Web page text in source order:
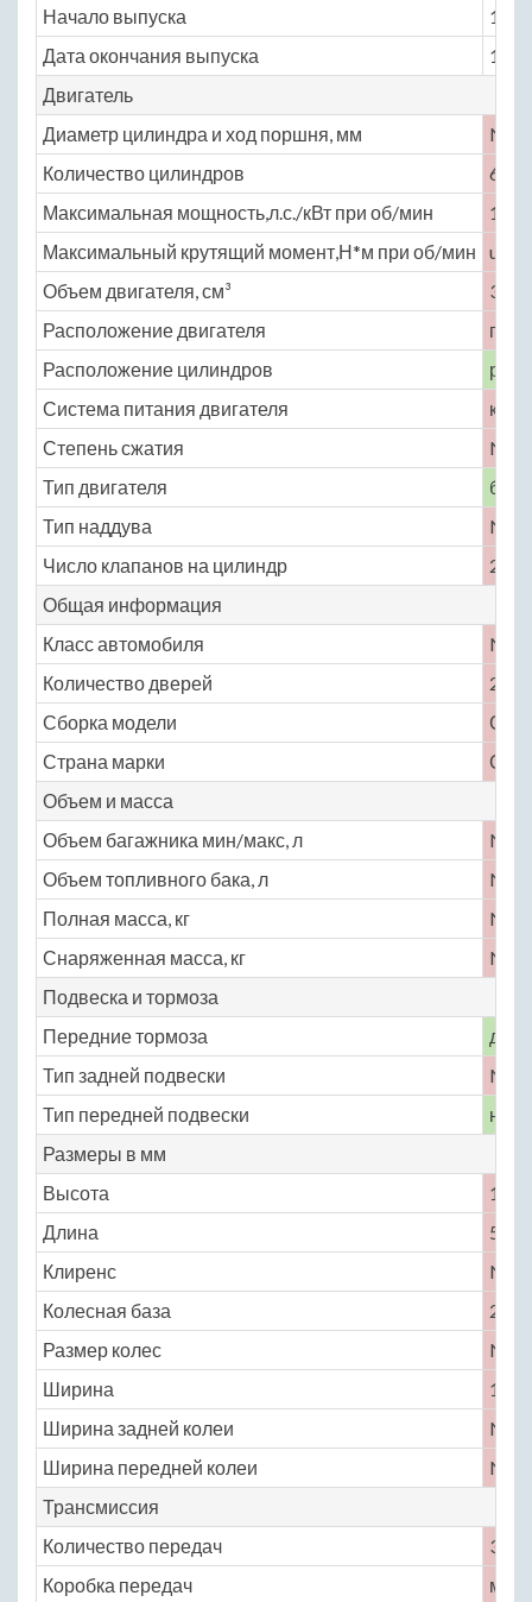
Начало выпуска
1964
Дата окончания выпуска
1967
Двигатель
Диаметр цилиндра и ход поршня, мм
No
Количество цилиндров
6
Максимальная мощность,л.с./кВт при об/мин
165
Максимальный крутящий момент,Н*м при об/мин
Объем двигателя, см³
3500
Расположение двигателя
Расположение цилиндров
Система питания двигателя
Степень сжатия
No
Тип двигателя
Тип наддува
No
Число клапанов на цилиндр
2
Общая информация
Класс автомобиля
No
Количество дверей
2
Сборка модели
Страна марки
Объем и масса
Объем багажника мин/макс, л
No
Объем топливного бака, л
No
Полная масса, кг
No
Снаряженная масса, кг
No
Подвеска и тормоза
Передние тормоза
Тип задней подвески
No
Тип передней подвески
Размеры в мм
Высота
1450
Длина
5250
Клиренс
No
Колесная база
2845
Размер колес
No
Ширина
1900
Ширина задней колеи
No
Ширина передней колеи
No
Трансмиссия
Количество передач
3
Коробка передач